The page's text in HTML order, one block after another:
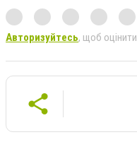
Авторизуйтесь, щоб оцінити